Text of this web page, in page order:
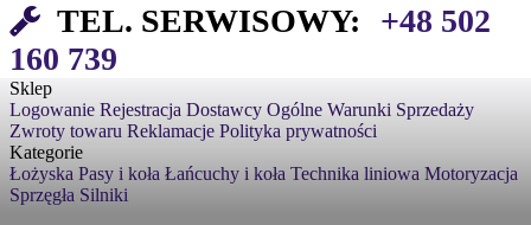
TEL. SERWISOWY:
+48 502
160 739
Sklep
Logowanie Rejestracja Dostawcy Ogólne Warunki Sprzedaży
Zwroty towaru Reklamacje Polityka prywatności
Kategorie
Łożyska Pasy i koła Łańcuchy i koła Technika liniowa Motoryzacja
Sprzęgła Silniki